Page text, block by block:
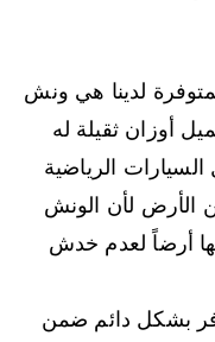
لدينا هي ونش
أوزان ثقيلة له
الرياضية
الأرض لأن الونش
أرضاً لعدم خدش
بشكل دائم ضمن